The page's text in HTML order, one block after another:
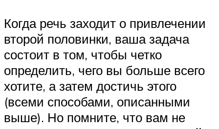
Когда речь заходит о привлечении
второй половинки, ваша задача
состоит в том, чтобы четко
определить, чего вы больше всего
хотите, а затем достичь этого
(всеми способами, описанными
выше). Но помните, что вам не